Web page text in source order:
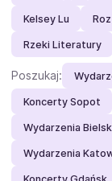
Kelsey Lu
Rzeki Literatury
Poszukaj:
Koncerty Sopot
Wydarzenia
Wydarzenia